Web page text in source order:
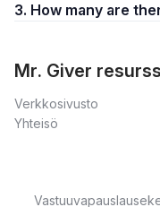
3. How many
Mr. Giver
Verkkosivusto
Yhteisö